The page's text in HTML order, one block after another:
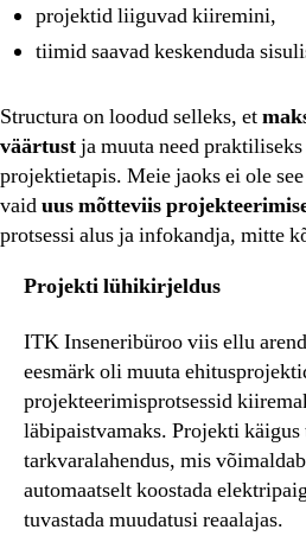
projektid liiguvad kiiremini,
tiimid saavad keskenduda
Structura on loodud selleks, et
väärtustja muuta need
projektietapis. Meie jaoks ei ole
vaiduus mõtteviis
protsessi alus ja infokandja, mitte
Projekti lühikirjeldus
ITK Inseneribüroo viis ellu
eesmärk oli muuta
projekteerimisprotsessid
läbipaistvamaks. Projekti
tarkvaralahendus, mis
automaatselt koostada
tuvastada muudatusi reaalajas.